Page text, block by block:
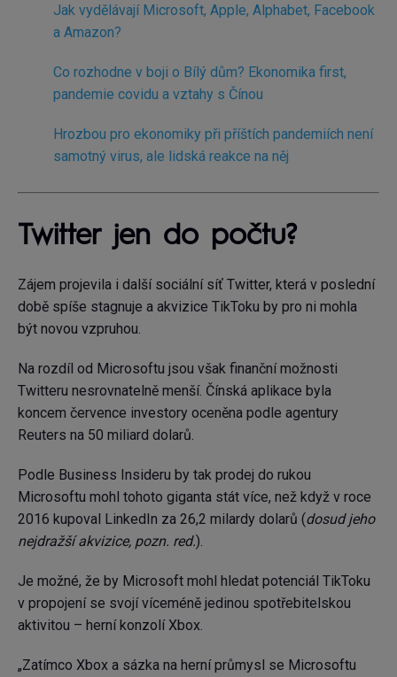
Jak vydělávají Microsoft, Apple, Alphabet, Facebook
a Amazon?
Co rozhodne v boji o Bílý dům? Ekonomika first,
pandemie covidu a vztahy s Čínou
Hrozbou pro ekonomiky při příštích pandemiích není
samotný virus, ale lidská reakce na něj
Twitter jen do počtu?
Zájem projevila i další sociální síť Twitter, která v poslední
době spíše stagnuje a akvizice TikToku by pro ni mohla
být novou vzpruhou.
Na rozdíl od Microsoftu jsou však finanční možnosti
Twitteru nesrovnatelně menší. Čínská aplikace byla
koncem července investory oceněna podle agentury
Reuters na 50 miliard dolarů.
Podle Business Insideru by tak prodej do rukou
Microsoftu mohl tohoto giganta stát více, než když v roce
2016 kupoval LinkedIn za 26,2 milardy dolarů (dosud jeho
nejdražší akvizice, pozn. red.).
Je možné, že by Microsoft mohl hledat potenciál TikToku
v propojení se svojí víceméně jedinou spotřebitelskou
aktivitou – herní konzolí Xbox.
„Zatímco Xbox a sázka na herní průmysl se Microsoftu